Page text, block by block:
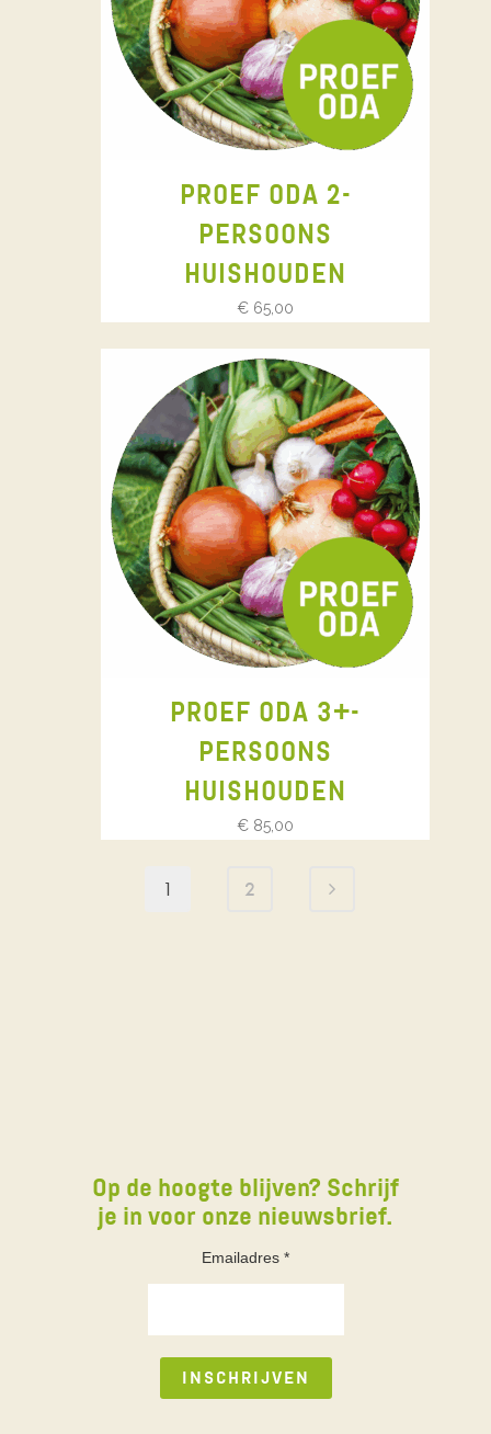
PROEF ODA 2-
PERSOONS
HUISHOUDEN
€ 65,00
PROEF ODA 3+-
PERSOONS
HUISHOUDEN
€ 85,00
1 2
Op de hoogte blijven? Schrijf
je in voor onze nieuwsbrief.
Emailadres *